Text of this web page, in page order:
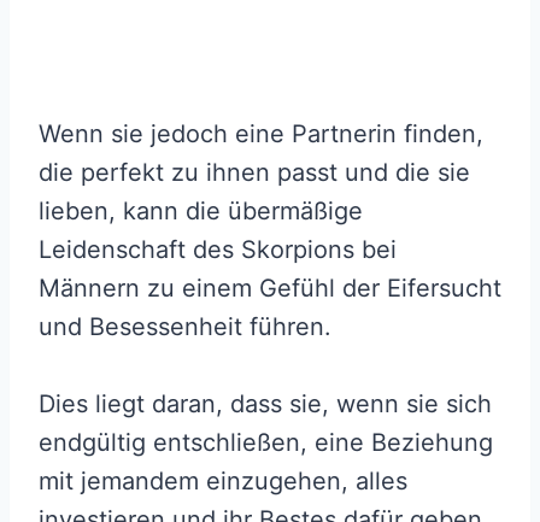
Wenn sie jedoch eine Partnerin finden,
die perfekt zu ihnen passt und die sie
lieben, kann die übermäßige
Leidenschaft des Skorpions bei
Männern zu einem Gefühl der Eifersucht
und Besessenheit führen.
Dies liegt daran, dass sie, wenn sie sich
endgültig entschließen, eine Beziehung
mit jemandem einzugehen, alles